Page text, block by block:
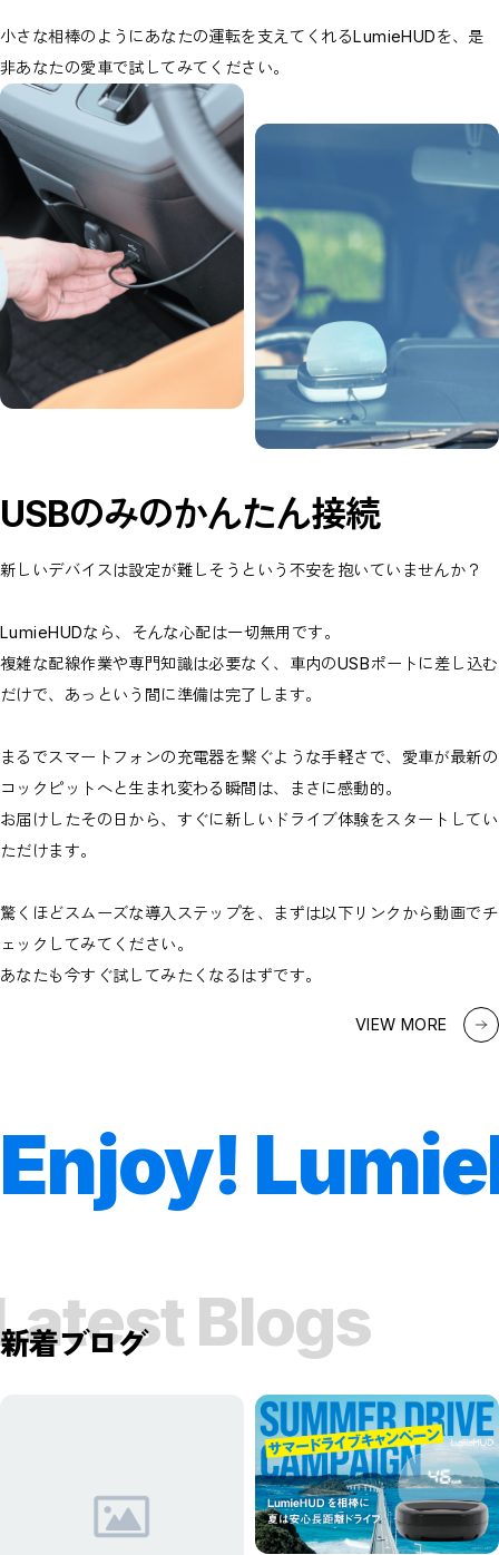
小さな相棒のようにあなたの運転を支えてくれるLumieHUDを、是
非あなたの愛車で試してみてください。
USBのみのかんたん接続
新しいデバイスは設定が難しそうという不安を抱いていませんか？
LumieHUDなら、そんな心配は一切無用です。
複雑な配線作業や専門知識は必要なく、車内のUSBポートに差し込む
だけで、あっという間に準備は完了します。
まるでスマートフォンの充電器を繋ぐような手軽さで、愛車が最新の
コックピットへと生まれ変わる瞬間は、まさに感動的。
お届けしたその日から、すぐに新しいドライブ体験をスタートしてい
ただけます。
驚くほどスムーズな導入ステップを、まずは以下リンクから動画でチ
ェックしてみてください。
あなたも今すぐ試してみたくなるはずです。
VIEW MORE
Enjoy!
Blogs
新着ブログ